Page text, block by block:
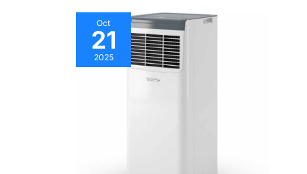
Oct
21
2025